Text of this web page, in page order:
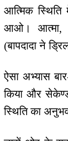
आत्मिक
आओ। आत्मा,
(बापदादा ने
ऐसा अभ्यास
किया और
स्थिति का